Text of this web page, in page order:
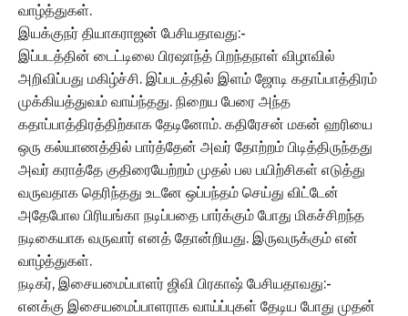
வாழ்த்துகள்.
இயக்குநர் தியாகராஜன் பேசியதாவது:-
இப்படத்தின் டைட்டிலை பிரஷாந்த் பிறந்தநாள் விழாவில்
அறிவிப்பது மகிழ்ச்சி. இப்படத்தில் இளம் ஜோடி கதாப்பாத்திரம்
முக்கியத்துவம் வாய்ந்தது. நிறைய பேரை அந்த
கதாப்பாத்திரத்திற்காக தேடினோம். கதிரேசன் மகன் ஹரியை
ஒரு கல்யாணத்தில் பார்த்தேன் அவர் தோற்றம் பிடித்திருந்தது
அவர் கராத்தே குதிரையேற்றம் முதல் பல பயிற்சிகள் எடுத்து
வருவதாக தெரிந்தது உடனே ஒப்பந்தம் செய்து விட்டேன்
அதேபோல பிரியங்கா நடிப்பதை பார்க்கும் போது மிகச்சிறந்த
நடிகையாக வருவார் எனத் தோன்றியது. இருவருக்கும் என்
வாழ்த்துகள்.
நடிகர், இசையமைப்பாளர் ஜிவி பிரகாஷ் பேசியதாவது:-
எனக்கு இசையமைப்பாளராக வாய்ப்புகள் தேடிய போது முதன்